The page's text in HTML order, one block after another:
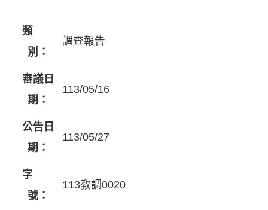
類
別：
調查報告
審議日
期：
113/05/16
公告日
期：
113/05/27
字
號：
113教調0020